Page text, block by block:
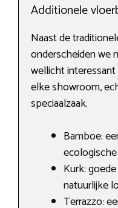
Additionele
Naast de
onderscheiden we
wellicht interessant
elke showroom,
speciaalzaak.
Bamboe:
Kurk:
natuurlijke
Terrazzo: